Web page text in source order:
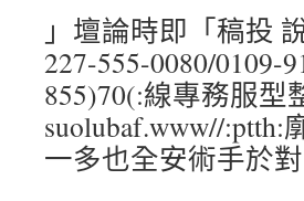
」壇論時即「稿投
227-555-0080/
855)70(:線專務服型
suolubaf.www//
一多也全安術手於對